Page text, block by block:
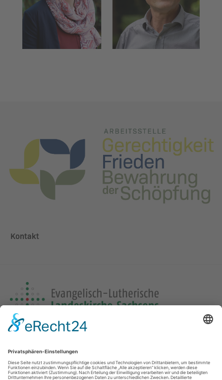
Kontakt
Paul-List-Str. 19,
04103 Leipzig